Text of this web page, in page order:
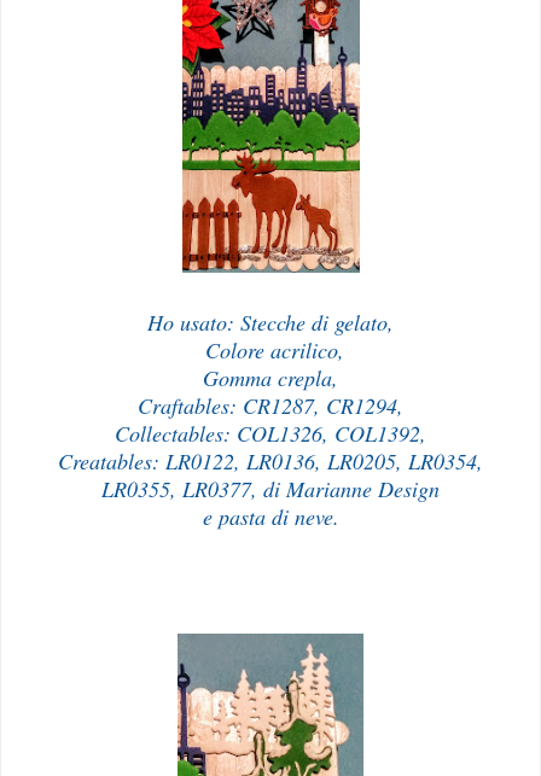
Ho usato: Stecche di gelato,
Colore acrilico,
Gomma crepla,
Craftables: CR1287, CR1294,
Collectables: COL1326, COL1392,
Creatables: LR0122, LR0136, LR0205, LR0354,
LR0355, LR0377, di Marianne Design
e pasta di neve.